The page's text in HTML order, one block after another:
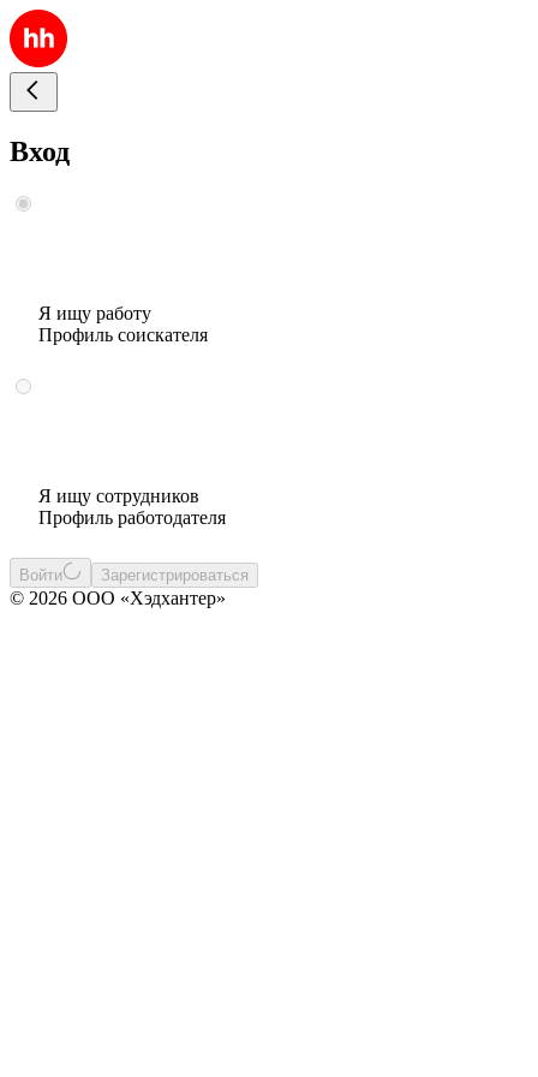
Вход
Я ищу работу
Профиль соискателя
Я ищу сотрудников
Профиль работодателя
Войти Зарегистрироваться
© 2026 ООО «Хэдхантер»